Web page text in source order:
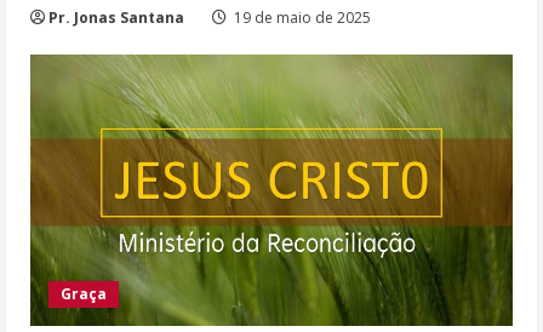
Pr. Jonas Santana 19 de maio de 2025
Graça